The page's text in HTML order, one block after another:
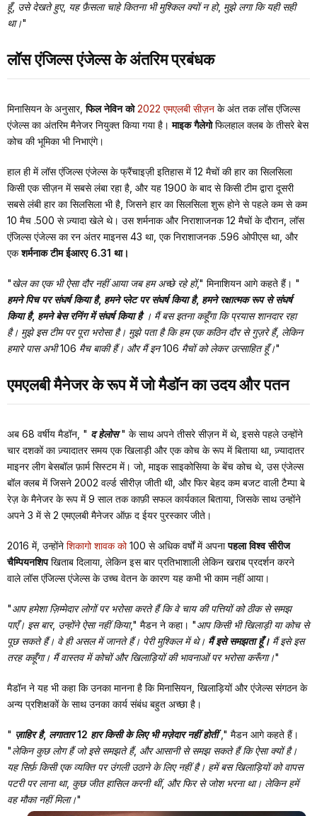
हूँ, उसे देखते हुए, यह फ़ैसला चाहे कितना भी मुश्किल क्यों न हो, मुझे लगा कि यही सही
था।"
लॉस एंजिल्स एंजेल्स के अंतरिम प्रबंधक
मिनासियन के अनुसार,फिल नेविन को 2022 एमएलबी सीज़न के अंत तक लॉस एंजिल्स
एंजेल्स का अंतरिम मैनेजर नियुक्त किया गया है।माइक गैलेगोफिलहाल क्लब के तीसरे बेस
कोच की भूमिका भी निभाएंगे।
हाल ही में लॉस एंजिल्स एंजेल्स के फ्रैंचाइज़ी इतिहास में 12 मैचों की हार का सिलसिला
किसी एक सीज़न में सबसे लंबा रहा है, और यह 1900 के बाद से किसी टीम द्वारा दूसरी
सबसे लंबी हार का सिलसिला भी है, जिसने हार का सिलसिला शुरू होने से पहले कम से कम
10 मैच .500 से ज़्यादा खेले थे। उस शर्मनाक और निराशाजनक 12 मैचों के दौरान, लॉस
एंजिल्स एंजेल्स का रन अंतर माइनस 43 था, एक निराशाजनक .596 ओपीएस था, और
एकशर्मनाक टीम ईआरए 6.31 था।
"खेल का एक भी ऐसा दौर नहीं आया जब हम अच्छे रहे हों," मिनाशियन आगे कहते हैं। "
हमने पिच पर संघर्ष किया है, हमने प्लेट पर संघर्ष किया है, हमने रक्षात्मक रूप से संघर्ष
किया है, हमने बेस रनिंग में संघर्ष किया है। मैं बस इतना कहूँगा कि प्रयास शानदार रहा
है। मुझे इस टीम पर पूरा भरोसा है। मुझे पता है कि हम एक कठिन दौर से गुज़रे हैं, लेकिन
हमारे पास अभी 106 मैच बाकी हैं। और मैं इन 106 मैचों को लेकर उत्साहित हूँ।"
एमएलबी मैनेजर के रूप में जो मैडॉन का उदय और पतन
अब 68 वर्षीय मैडॉन, " द हेलोस" के साथ अपने तीसरे सीज़न में थे, इससे पहले उन्होंने
चार दशकों का ज़्यादातर समय एक खिलाड़ी और एक कोच के रूप में बिताया था, ज़्यादातर
माइनर लीग बेसबॉल फ़ार्म सिस्टम में। जो, माइक साइकोसिया के बेंच कोच थे, उस एंजेल्स
बॉल क्लब में जिसने 2002 वर्ल्ड सीरीज़ जीती थी, और फिर बेहद कम बजट वाली टैम्पा बे
रेज़ के मैनेजर के रूप में 9 साल तक काफ़ी सफल कार्यकाल बिताया, जिसके साथ उन्होंने
अपने 3 में से 2 एमएलबी मैनेजर ऑफ़ द ईयर पुरस्कार जीते।
2016 में, उन्होंने शिकागो शावक को100 से अधिक वर्षों में अपनापहला विश्व सीरीज
चैम्पियनशिपखिताब दिलाया, लेकिन इस बार प्रतिभाशाली लेकिन खराब प्रदर्शन करने
वाले लॉस एंजिल्स एंजेल्स के उच्च वेतन के कारण यह कभी भी काम नहीं आया।
"आप हमेशा ज़िम्मेदार लोगों पर भरोसा करते हैं कि वे चाय की पत्तियों को ठीक से समझ
पाएँ। इस बार, उन्होंने ऐसा नहीं किया," मैडन ने कहा। "आप किसी भी खिलाड़ी या कोच से
पूछ सकते हैं। वे ही असल में जानते हैं। पेरी मुश्किल में थे। मैं इसे समझता हूँ। मैं इसे इस
तरह कहूँगा। मैं वास्तव में कोचों और खिलाड़ियों की भावनाओं पर भरोसा करूँगा।"
मैडॉन ने यह भी कहा कि उनका मानना है कि मिनासियन, खिलाड़ियों और एंजेल्स संगठन के
अन्य प्रशिक्षकों के साथ उनका कार्य संबंध बहुत अच्छा है।
" ज़ाहिर है, लगातार 12 हार किसी के लिए भी मज़ेदार नहीं होतीं," मैडन आगे कहते हैं।
"लेकिन कुछ लोग हैं जो इसे समझते हैं, और आसानी से समझ सकते हैं कि ऐसा क्यों है।
यह सिर्फ़ किसी एक व्यक्ति पर उंगली उठाने के लिए नहीं है। हमें बस खिलाड़ियों को वापस
पटरी पर लाना था, कुछ जीत हासिल करनी थीं, और फिर से जोश भरना था। लेकिन हमें
वह मौका नहीं मिला।"